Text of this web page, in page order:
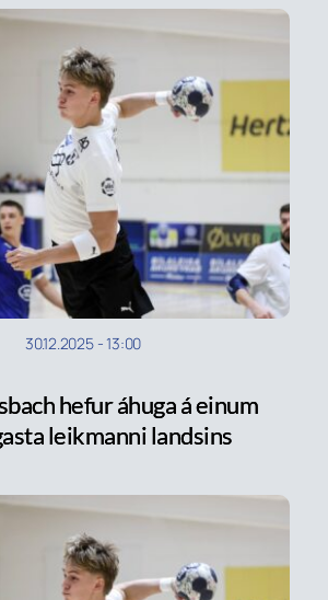
30.12.2025-13:00
hefur áhuga á einum
leikmanni landsins